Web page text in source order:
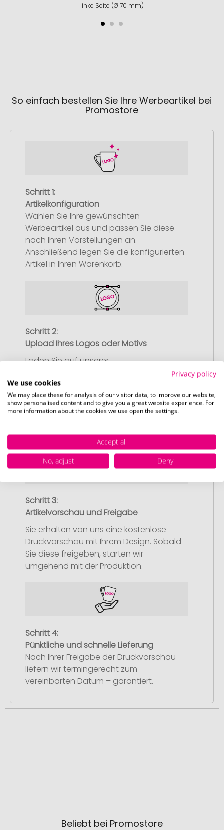
linke Seite (Ø 70 mm)
So einfach bestellen Sie Ihre Werbeartikel bei
Promostore
Schritt 1:
Artikelkonfiguration
Wählen Sie Ihre gewünschten
Werbeartikel aus und passen Sie diese
nach Ihren Vorstellungen an.
Anschließend legen Sie die konfigurierten
Artikel in Ihren Warenkorb.
Schritt 2:
Upload Ihres Logos oder Motivs
Laden Sie auf unserer
Bestellabschlussseite (Checkout) Ihr Logo
oder Motiv hoch und schließen Sie Ihre
Bestellung ab. Falls Sie gerade keine
passende Datei zur Verfügung haben,
nachliefern.
Schritt 3:
Artikelvorschau und Freigabe
Sie erhalten von uns eine kostenlose
Druckvorschau mit Ihrem Design. Sobald
Sie diese freigeben, starten wir
umgehend mit der Produktion.
Schritt 4:
Pünktliche und schnelle Lieferung
Nach Ihrer Freigabe der Druckvorschau
liefern wir termingerecht zum
vereinbarten Datum – garantiert.
Beliebt bei Promostore
Privacy policy
We use cookies
We may place these for analysis of our visitor data, to improve our website,
show personalised content and to give you a great website experience. For
more information about the cookies we use open the settings.
Accept all
No, adjust
Deny